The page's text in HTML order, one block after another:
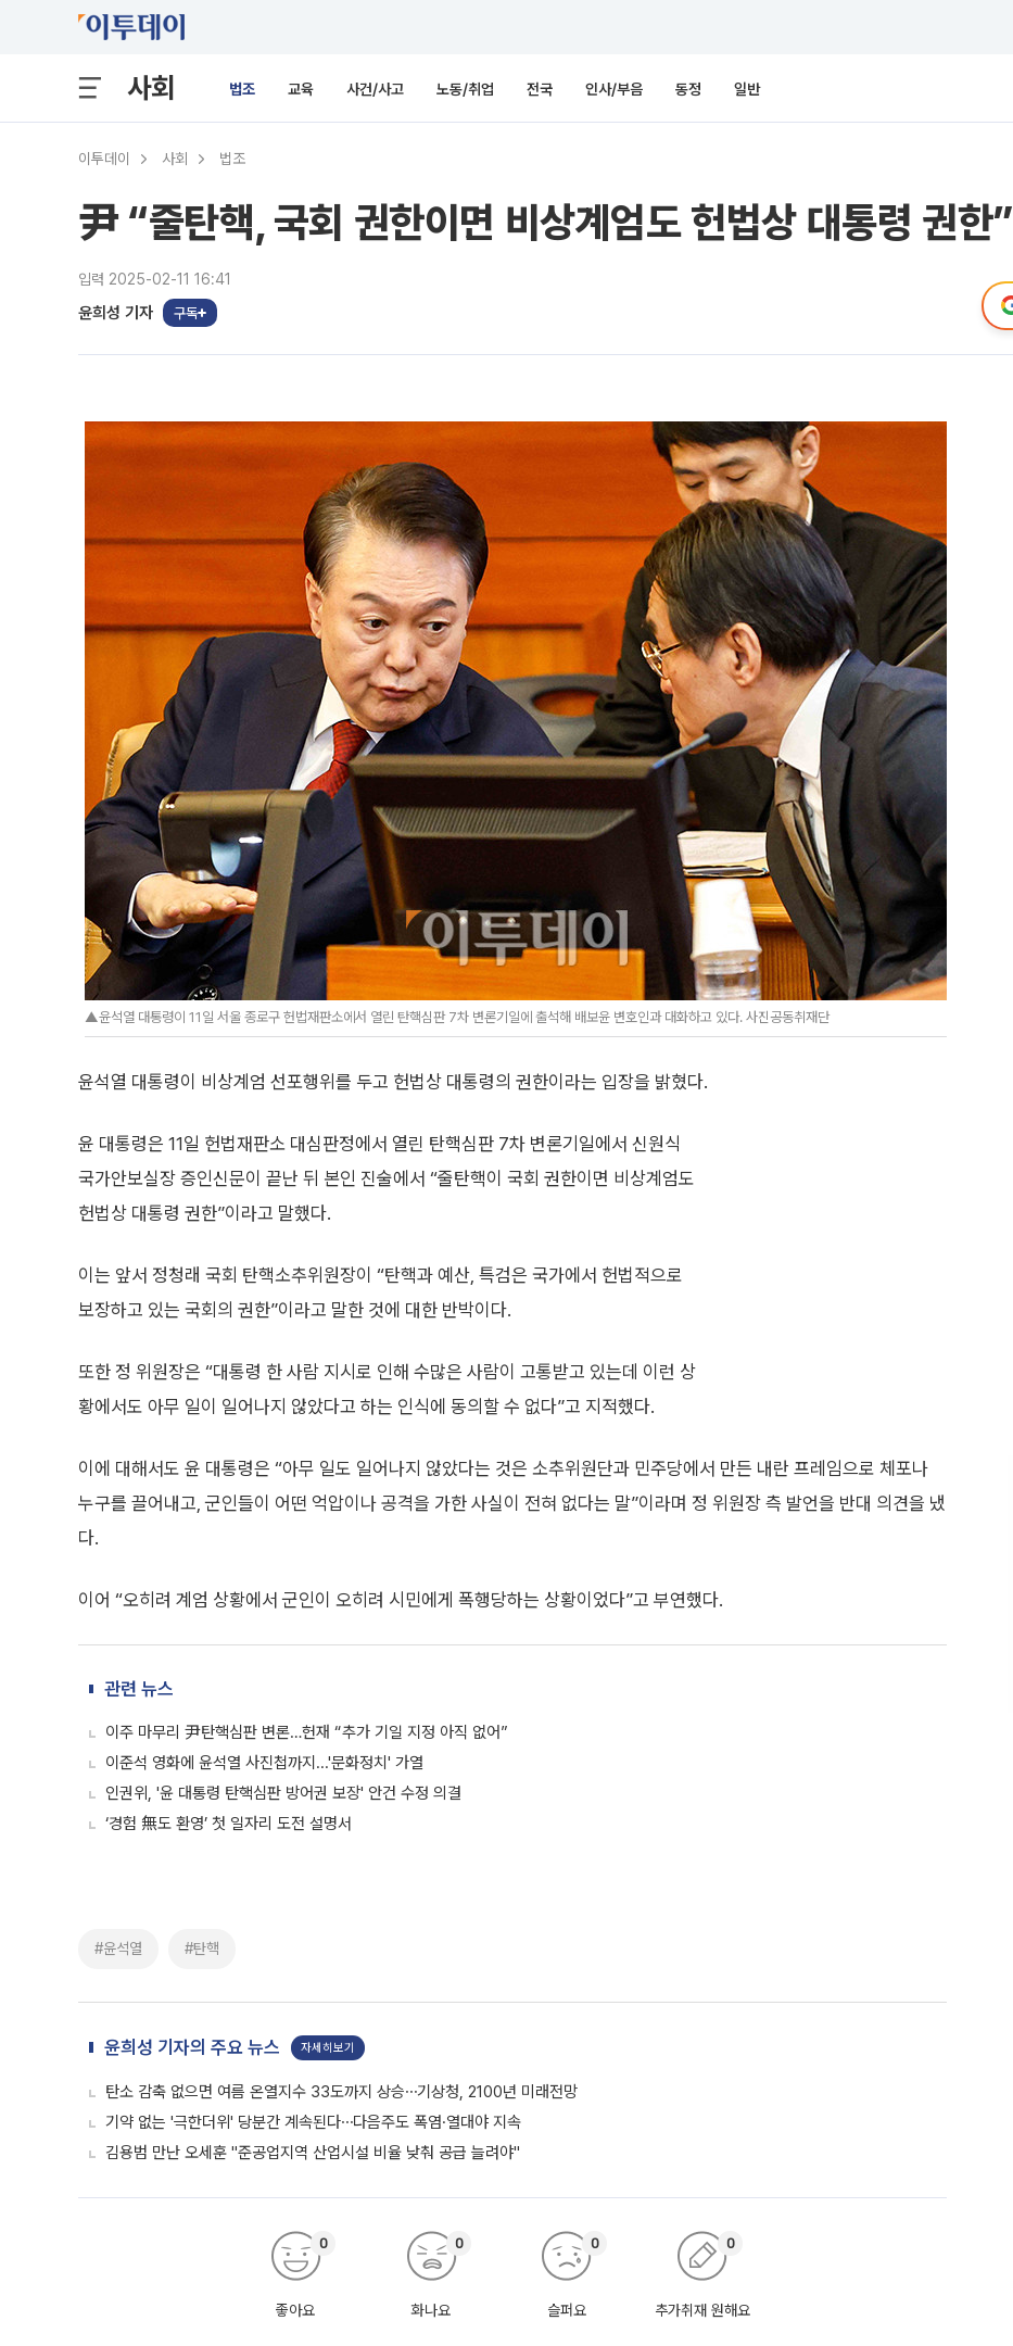
사회 법조 교육 사건/사고 노동/취업 전국 인사/부음 동정 일반
이투데이 사회 법조
尹 “줄탄핵, 국회 권한이면 비상계엄도 헌법상 대통령 권한”
입력 2025-02-11 16:41
윤희성 기자 구독
▲윤석열 대통령이 11일 서울 종로구 헌법재판소에서 열린 탄핵심판 7차 변론기일에 출석해 배보윤 변호인과 대화하고 있다. 사진공동취재단
윤석열 대통령이 비상계엄 선포행위를 두고 헌법상 대통령의 권한이라는 입장을 밝혔다.
윤 대통령은 11일 헌법재판소 대심판정에서 열린 탄핵심판 7차 변론기일에서 신원식
국가안보실장 증인신문이 끝난 뒤 본인 진술에서 “줄탄핵이 국회 권한이면 비상계엄도
헌법상 대통령 권한”이라고 말했다.
이는 앞서 정청래 국회 탄핵소추위원장이 “탄핵과 예산, 특검은 국가에서 헌법적으로
보장하고 있는 국회의 권한”이라고 말한 것에 대한 반박이다.
또한 정 위원장은 “대통령 한 사람 지시로 인해 수많은 사람이 고통받고 있는데 이런 상
황에서도 아무 일이 일어나지 않았다고 하는 인식에 동의할 수 없다”고 지적했다.
이에 대해서도 윤 대통령은 “아무 일도 일어나지 않았다는 것은 소추위원단과 민주당에서 만든 내란 프레임으로 체포나
누구를 끌어내고, 군인들이 어떤 억압이나 공격을 가한 사실이 전혀 없다는 말”이라며 정 위원장 측 발언을 반대 의견을 냈
다.
이어 “오히려 계엄 상황에서 군인이 오히려 시민에게 폭행당하는 상황이었다”고 부연했다.
관련 뉴스
이주 마무리 尹탄핵심판 변론…헌재 “추가 기일 지정 아직 없어”
이준석 영화에 윤석열 사진첩까지...'문화정치' 가열
인권위, '윤 대통령 탄핵심판 방어권 보장' 안건 수정 의결
‘경험 無도 환영’ 첫 일자리 도전 설명서
#윤석열 #탄핵
윤희성 기자의 주요 뉴스 자세히보기
탄소 감축 없으면 여름 온열지수 33도까지 상승⋯기상청, 2100년 미래전망
기약 없는 '극한더위' 당분간 계속된다⋯다음주도 폭염·열대야 지속
김용범 만난 오세훈 "준공업지역 산업시설 비율 낮춰 공급 늘려야"
좋아요
0
화나요
0
슬퍼요
0
추가취재 원해요
0